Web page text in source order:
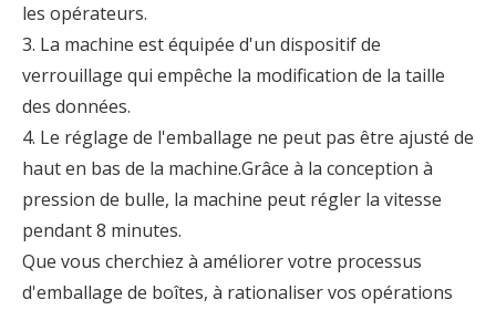
les opérateurs.
3. La machine est équipée d'un dispositif de
verrouillage qui empêche la modification de la taille
des données.
4. Le réglage de l'emballage ne peut pas être ajusté de
haut en bas de la machine.Grâce à la conception à
pression de bulle, la machine peut régler la vitesse
pendant 8 minutes.
Que vous cherchiez à améliorer votre processus
d'emballage de boîtes, à rationaliser vos opérations